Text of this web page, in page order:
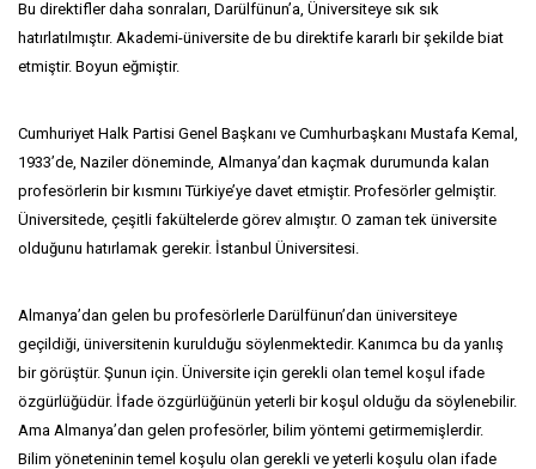
Bu direktifler daha sonraları, Darülfünun’a, Üniversiteye sık sık
hatırlatılmıştır. Akademi-üniversite de bu direktife kararlı bir şekilde biat
etmiştir. Boyun eğmiştir.
Cumhuriyet Halk Partisi Genel Başkanı ve Cumhurbaşkanı Mustafa Kemal,
1933’de, Naziler döneminde, Almanya’dan kaçmak durumunda kalan
profesörlerin bir kısmını Türkiye’ye davet etmiştir. Profesörler gelmiştir.
Üniversitede, çeşitli fakültelerde görev almıştır. O zaman tek üniversite
olduğunu hatırlamak gerekir. İstanbul Üniversitesi.
Almanya’dan gelen bu profesörlerle Darülfünun’dan üniversiteye
geçildiği, üniversitenin kurulduğu söylenmektedir. Kanımca bu da yanlış
bir görüştür. Şunun için. Üniversite için gerekli olan temel koşul ifade
özgürlüğüdür. İfade özgürlüğünün yeterli bir koşul olduğu da söylenebilir.
Ama Almanya’dan gelen profesörler, bilim yöntemi getirmemişlerdir.
Bilim yöneteninin temel koşulu olan gerekli ve yeterli koşulu olan ifade